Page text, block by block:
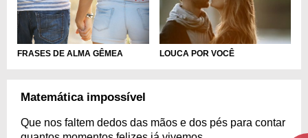
FRASES DE ALMA GÊMEA LOUCA POR VOCÊ
Matemática impossível
Que nos faltem dedos das mãos e dos pés para contar